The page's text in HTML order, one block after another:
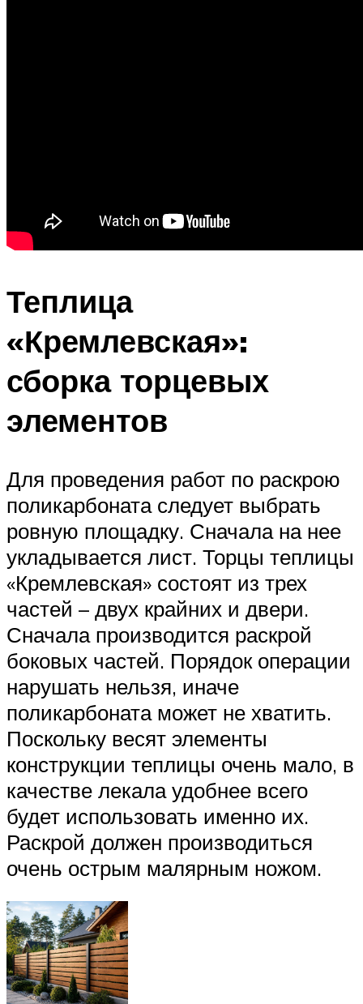
Теплица
«Кремлевская»:
сборка торцевых
элементов
Для проведения работ по раскрою
поликарбоната следует выбрать
ровную площадку. Сначала на нее
укладывается лист. Торцы теплицы
«Кремлевская» состоят из трех
частей – двух крайних и двери.
Сначала производится раскрой
боковых частей. Порядок операции
нарушать нельзя, иначе
поликарбоната может не хватить.
Поскольку весят элементы
конструкции теплицы очень мало, в
качестве лекала удобнее всего
будет использовать именно их.
Раскрой должен производиться
очень острым малярным ножом.